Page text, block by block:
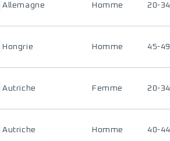
Allemagne Homme 20-34
Hongrie Homme 45-49
Autriche Femme 20-34
Autriche Homme 40-44